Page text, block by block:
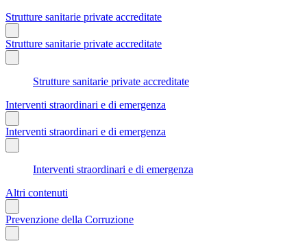
Strutture sanitarie private accreditate
Strutture sanitarie private accreditate
Strutture sanitarie private accreditate
Interventi straordinari e di emergenza
Interventi straordinari e di emergenza
Interventi straordinari e di emergenza
Altri contenuti
Prevenzione della Corruzione